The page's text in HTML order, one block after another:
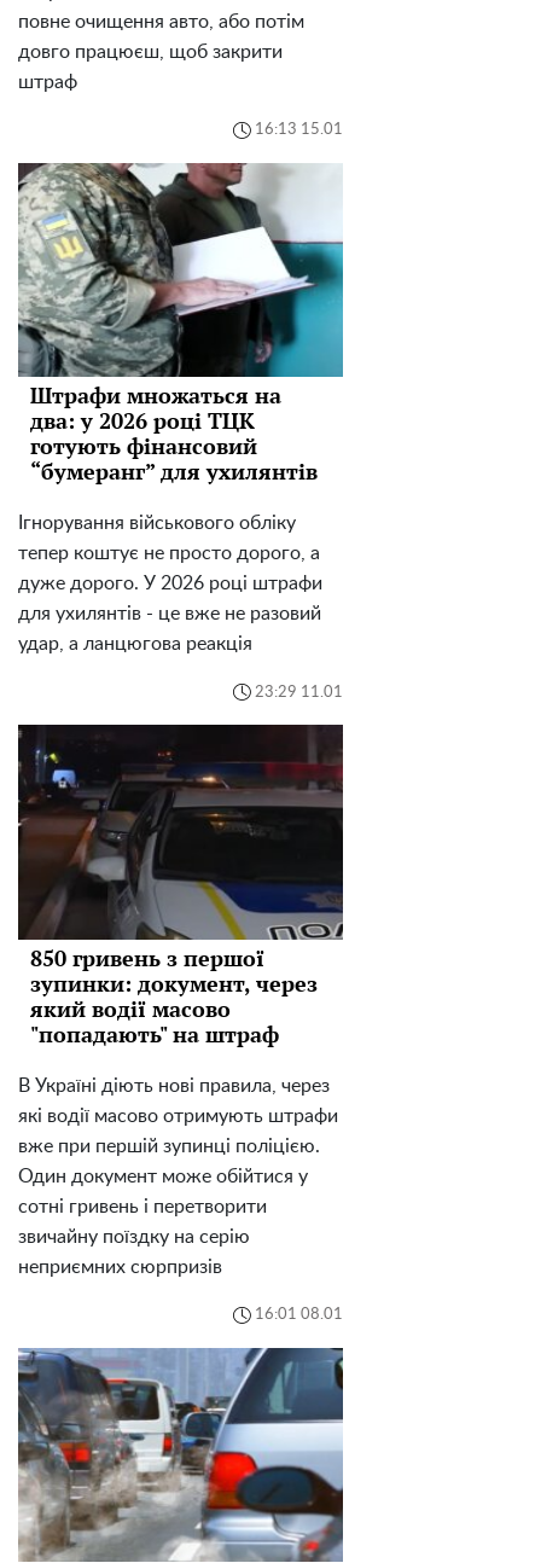
повне очищення авто, або потім
довго працюєш, щоб закрити
штраф
16:13 15.01
Штрафи множаться на
два: у 2026 році ТЦК
готують фінансовий
“бумеранг” для ухилянтів
Ігнорування військового обліку
тепер коштує не просто дорого, а
дуже дорого. У 2026 році штрафи
для ухилянтів - це вже не разовий
удар, а ланцюгова реакція
23:29 11.01
850 гривень з першої
зупинки: документ, через
який водії масово
"попадають" на штраф
В Україні діють нові правила, через
які водії масово отримують штрафи
вже при першій зупинці поліцією.
Один документ може обійтися у
сотні гривень і перетворити
звичайну поїздку на серію
неприємних сюрпризів
16:01 08.01